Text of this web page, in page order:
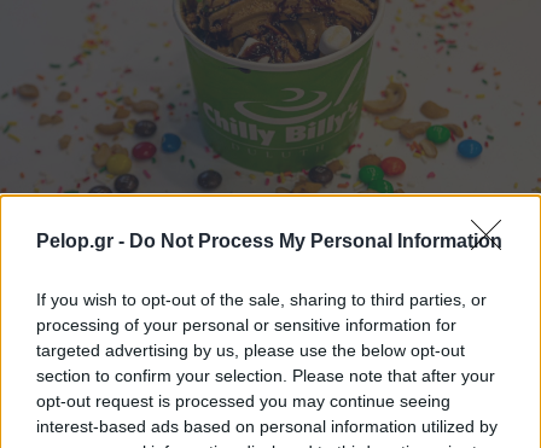
Pelop.gr - Do Not Process My Personal Information
If you wish to opt-out of the sale, sharing to third parties, or
processing of your personal or sensitive information for
targeted advertising by us, please use the below opt-out
section to confirm your selection. Please note that after your
opt-out request is processed you may continue seeing
interest-based ads based on personal information utilized by